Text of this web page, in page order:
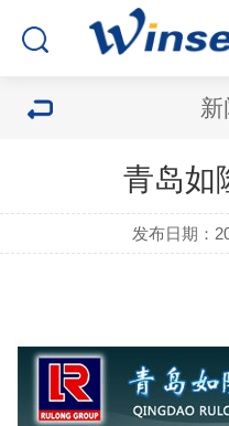
新
青岛如
发布日期：